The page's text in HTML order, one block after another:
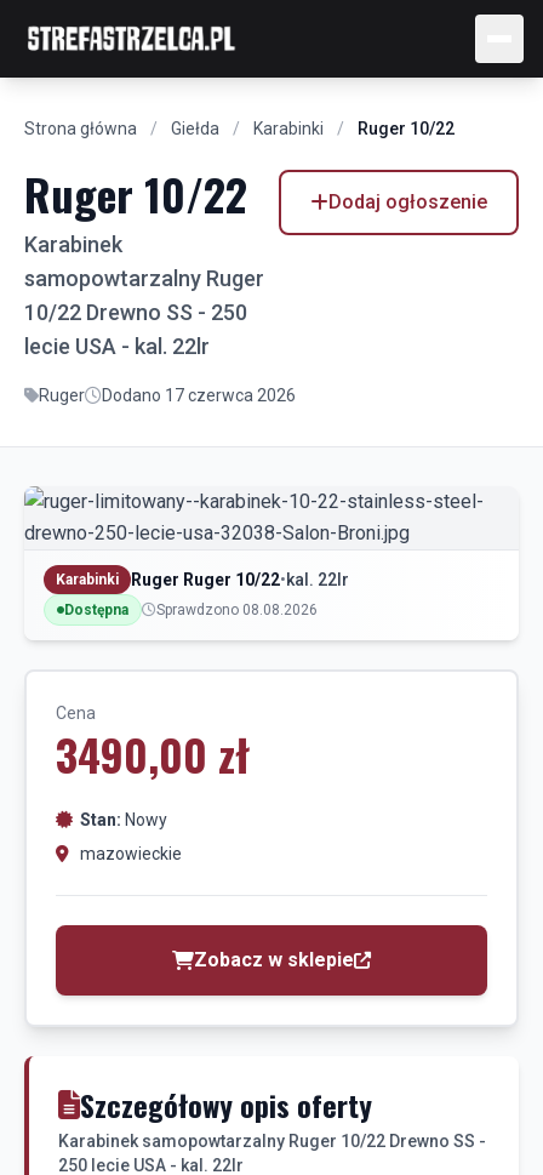
Strona główna / Giełda / Karabinki / Ruger 10/22
Ruger 10/22
Karabinek
samopowtarzalny Ruger
10/22 Drewno SS - 250
lecie USA - kal. 22lr
Dodaj ogłoszenie
Ruger Dodano 17 czerwca 2026
Karabinki Ruger Ruger 10/22•kal. 22lr
Dostępna Sprawdzono 08.08.2026
Cena
3490,00 zł
Stan: Nowy
mazowieckie
Zobacz w sklepie
Szczegółowy opis oferty
Karabinek samopowtarzalny Ruger 10/22 Drewno SS -
250 lecie USA - kal. 22lr